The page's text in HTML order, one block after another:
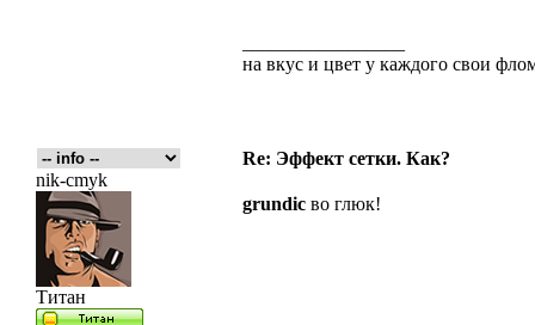
на вкус и цвет у каждого свои
Re: Эффект сетки. Как?
nik-cmyk
Титан
grundic во глюк!